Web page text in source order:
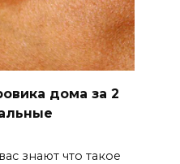
дома за 2
знают что такоe